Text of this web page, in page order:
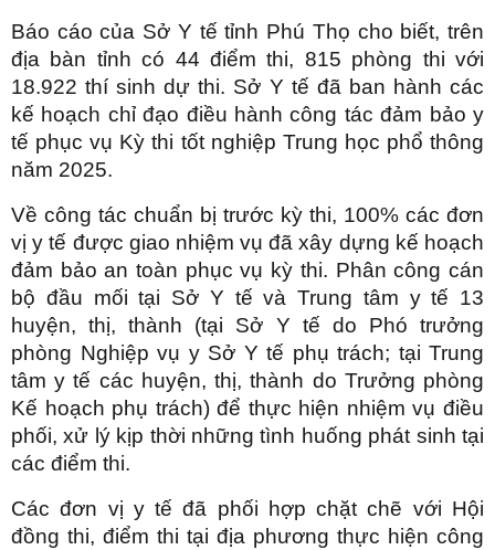
Báo cáo của Sở Y tế tỉnh Phú Thọ cho biết, trên
địa bàn tỉnh có 44 điểm thi, 815 phòng thi với
18.922 thí sinh dự thi. Sở Y tế đã ban hành các
kế hoạch chỉ đạo điều hành công tác đảm bảo y
tế phục vụ Kỳ thi tốt nghiệp Trung học phổ thông
năm 2025.
Về công tác chuẩn bị trước kỳ thi, 100% các đơn
vị y tế được giao nhiệm vụ đã xây dựng kế hoạch
đảm bảo an toàn phục vụ kỳ thi. Phân công cán
bộ đầu mối tại Sở Y tế và Trung tâm y tế 13
huyện, thị, thành (tại Sở Y tế do Phó trưởng
phòng Nghiệp vụ y Sở Y tế phụ trách; tại Trung
tâm y tế các huyện, thị, thành do Trưởng phòng
Kế hoạch phụ trách) để thực hiện nhiệm vụ điều
phối, xử lý kịp thời những tình huống phát sinh tại
các điểm thi.
Các đơn vị y tế đã phối hợp chặt chẽ với Hội
đồng thi, điểm thi tại địa phương thực hiện công